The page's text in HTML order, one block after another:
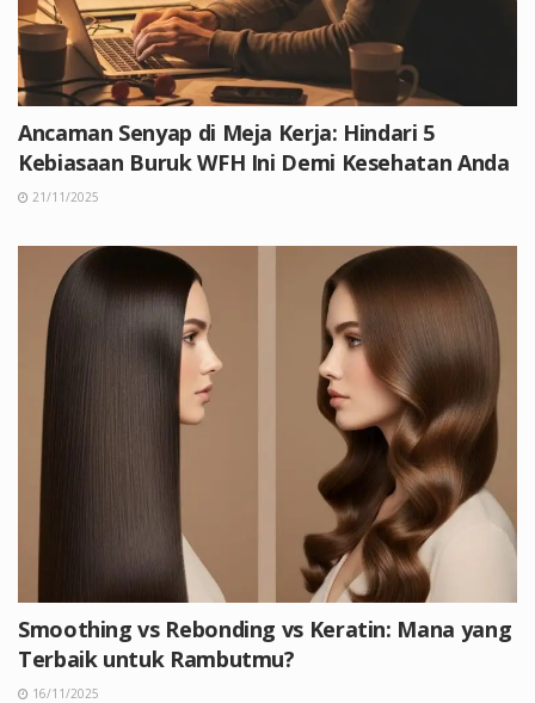
Ancaman Senyap di Meja Kerja: Hindari 5
Kebiasaan Buruk WFH Ini Demi Kesehatan Anda
21/11/2025
Smoothing vs Rebonding vs Keratin: Mana yang
Terbaik untuk Rambutmu?
16/11/2025